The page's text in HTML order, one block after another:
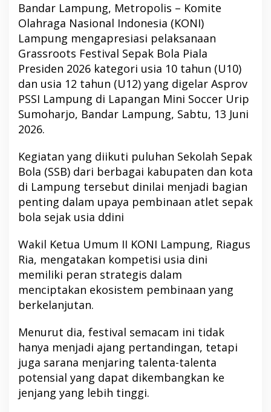
Bandar Lampung, Metropolis – Komite
Olahraga Nasional Indonesia (KONI)
Lampung mengapresiasi pelaksanaan
Grassroots Festival Sepak Bola Piala
Presiden 2026 kategori usia 10 tahun (U10)
dan usia 12 tahun (U12) yang digelar Asprov
PSSI Lampung di Lapangan Mini Soccer Urip
Sumoharjo, Bandar Lampung, Sabtu, 13 Juni
2026.
Kegiatan yang diikuti puluhan Sekolah Sepak
Bola (SSB) dari berbagai kabupaten dan kota
di Lampung tersebut dinilai menjadi bagian
penting dalam upaya pembinaan atlet sepak
bola sejak usia ddini
Wakil Ketua Umum II KONI Lampung, Riagus
Ria, mengatakan kompetisi usia dini
memiliki peran strategis dalam
menciptakan ekosistem pembinaan yang
berkelanjutan.
Menurut dia, festival semacam ini tidak
hanya menjadi ajang pertandingan, tetapi
juga sarana menjaring talenta-talenta
potensial yang dapat dikembangkan ke
jenjang yang lebih tinggi.